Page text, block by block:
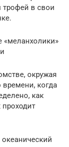
трофей в свои
«меланхолики»
окружая
когда
как